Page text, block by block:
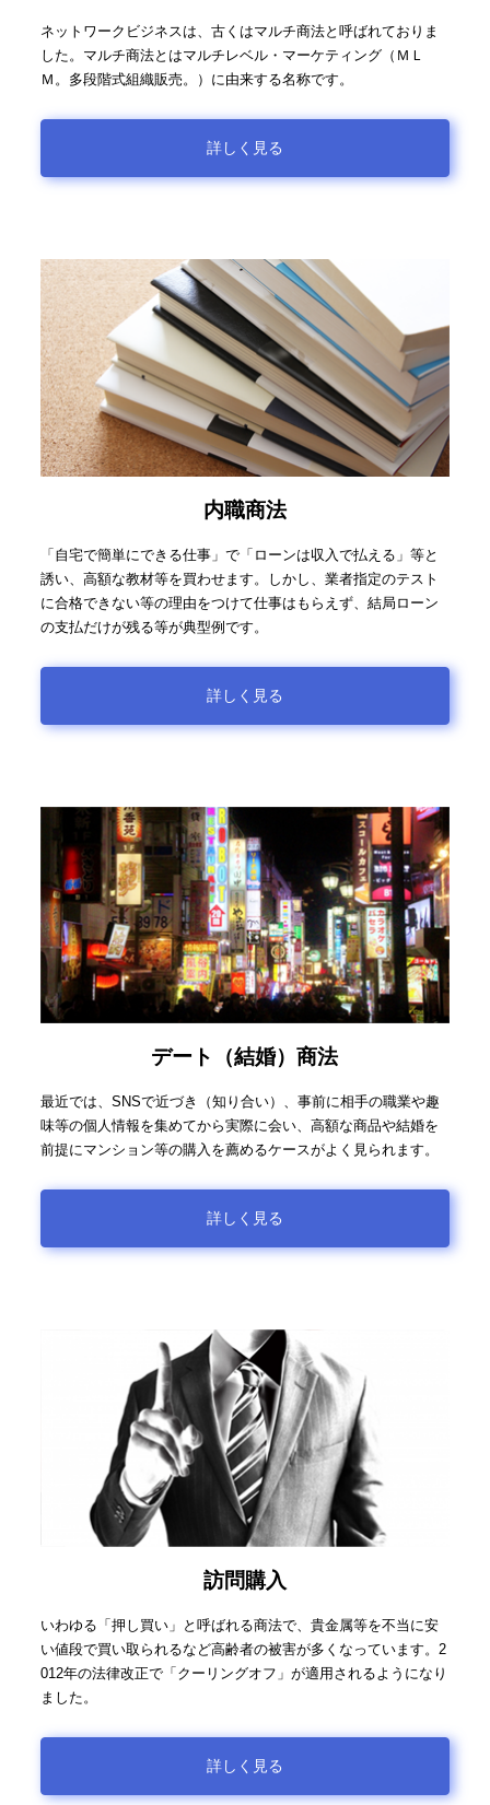
ネットワークビジネスは、古くはマルチ商法と呼ばれておりま
した。マルチ商法とはマルチレベル・マーケティング（ＭＬ
Ｍ。多段階式組織販売。）に由来する名称です。
詳しく見る
内職商法
「自宅で簡単にできる仕事」で「ローンは収入で払える」等と
誘い、高額な教材等を買わせます。しかし、業者指定のテスト
に合格できない等の理由をつけて仕事はもらえず、結局ローン
の支払だけが残る等が典型例です。
詳しく見る
デート（結婚）商法
最近では、SNSで近づき（知り合い）、事前に相手の職業や趣
味等の個人情報を集めてから実際に会い、高額な商品や結婚を
前提にマンション等の購入を薦めるケースがよく見られます。
詳しく見る
訪問購入
いわゆる「押し買い」と呼ばれる商法で、貴金属等を不当に安
い値段で買い取られるなど高齢者の被害が多くなっています。2
012年の法律改正で「クーリングオフ」が適用されるようになり
ました。
詳しく見る